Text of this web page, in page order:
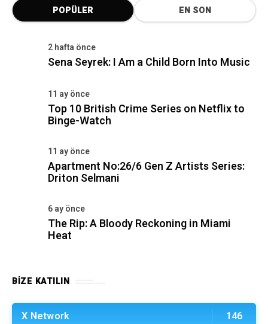
POPÜLER EN SON
2 hafta önce
Sena Seyrek: I Am a Child Born Into Music
11 ay önce
Top 10 British Crime Series on Netflix to
Binge-Watch
11 ay önce
Apartment No:26/6 Gen Z Artists Series:
Driton Selmani
6 ay önce
The Rip: A Bloody Reckoning in Miami
Heat
BIZE KATILIN
X Network 146